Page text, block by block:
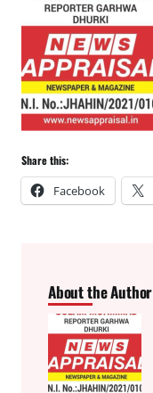
Share this:
Facebook
About the Author